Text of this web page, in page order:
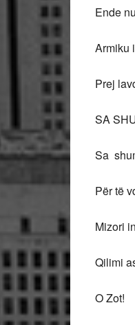
Ende
Armiku
Prej
SA
Sa
Për të
Mizori
Qilimi
O Zot!